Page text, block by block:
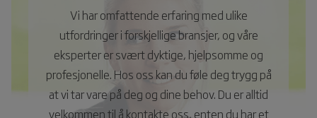
Vi har omfattende erfaring med ulike
utfordringer i forskjellige bransjer, og våre
eksperter er svært dyktige, hjelpsomme og
profesjonelle. Hos oss kan du føle deg trygg på
at vi tar vare på deg og dine behov. Du er alltid
velkommen til å kontakte oss, enten du har et